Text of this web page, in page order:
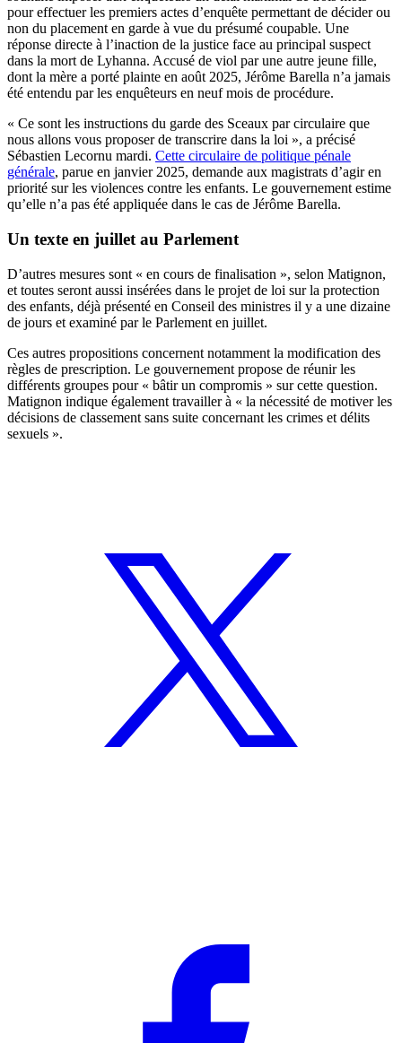
pour effectuer les premiers actes d’enquête permettant de décider ou
non du placement en garde à vue du présumé coupable. Une
réponse directe à l’inaction de la justice face au principal suspect
dans la mort de Lyhanna. Accusé de viol par une autre jeune fille,
dont la mère a porté plainte en août 2025, Jérôme Barella n’a jamais
été entendu par les enquêteurs en neuf mois de procédure.
« Ce sont les instructions du garde des Sceaux par circulaire que
nous allons vous proposer de transcrire dans la loi », a précisé
Sébastien Lecornu mardi. Cette circulaire de politique pénale
générale, parue en janvier 2025, demande aux magistrats d’agir en
priorité sur les violences contre les enfants. Le gouvernement estime
qu’elle n’a pas été appliquée dans le cas de Jérôme Barella.
Un texte en juillet au Parlement
D’autres mesures sont « en cours de finalisation », selon Matignon,
et toutes seront aussi insérées dans le projet de loi sur la protection
des enfants, déjà présenté en Conseil des ministres il y a une dizaine
de jours et examiné par le Parlement en juillet.
Ces autres propositions concernent notamment la modification des
règles de prescription. Le gouvernement propose de réunir les
différents groupes pour « bâtir un compromis » sur cette question.
Matignon indique également travailler à « la nécessité de motiver les
décisions de classement sans suite concernant les crimes et délits
sexuels ».